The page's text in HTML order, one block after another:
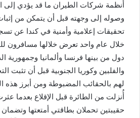
أنظمة شركات الطيران ما قد يؤدي إلى
وصوله إلى وجهته قبل أن يتمكن من
خلال عام واحد تعرض خلالها مسافرون
دول من بينها فرنسا وألمانيا وجمهورية
والفلبين وكوريا الجنوبية قبل أن تثبت
لهم بالحقائب المضبوطة ومن أبرز هذه
أُنزلت من الطائرة قبل الإقلاع بعدما